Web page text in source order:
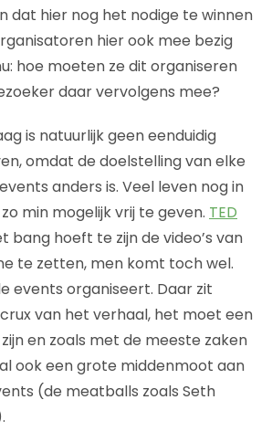
dat hier nog het nodige te winnen
hier ook mee bezig
hoe moeten ze dit organiseren
daar vervolgens mee?
is natuurlijk geen eenduidig
omdat de doelstelling van elke
anders is. Veel leven nog in
min mogelijk vrij te geven. TED
bang hoeft te zijn de video’s van
te zetten, men komt toch wel.
events organiseert. Daar zit
van het verhaal, het moet een
en zoals met de meeste zaken
ook een grote middenmoot aan
(de meatballs zoals Seth